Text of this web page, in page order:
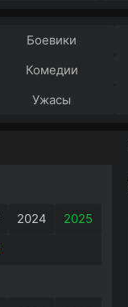
Боевики
Комедии
Ужасы
2024
2025